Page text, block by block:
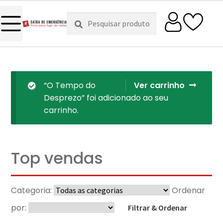
Pesquisar
por:
Pesquisa
Ver carrinho
“O Tempo do
Desprezo” foi adicionado ao seu
carrinho.
Top vendas
Categoria:
Ordenar
por:
Filtrar & Ordenar